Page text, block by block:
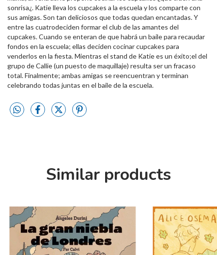
sonrisa¿. Katie lleva los cupcakes a la escuela y los comparte con
sus amigas. Son tan deliciosos que todas quedan encantadas. Y
entre las cuatrodeciden formar el club de las amantes del
cupcakes. Cuando se enteran de que habrá un baile para recaudar
fondos en la escuela; ellas deciden cocinar cupcakes para
venderlos en la fiesta. Mientras el stand de Katie es un éxito;el del
grupo de Callie (un puesto de maquillaje) resulta ser un fracaso
total. Finalmente; ambas amigas se reencuentran y terminan
celebrando todas juntas en el baile de la escuela.
Similar products